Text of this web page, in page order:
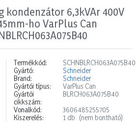
kondenzátor 6,3kVAr 400V
ho VarPlus Can
Termékkód:
SCHNBLRCH063A075B40
Gyártó:
Schneider
Brand:
Schneider
Gyártói típus:
VarPlus Can
Gyártói
cikkszám:
BLRCH063A075B40
Vonalkód:
3606485255705
Kiszerelés:
1 db (nem bontható)